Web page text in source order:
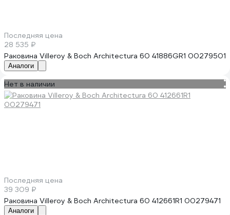
Последняя цена
28 535 ₽
Раковина Villeroy & Boch Architectura 60 41886GR1 00279501
Аналоги
Нет в наличии
Последняя цена
39 309 ₽
Раковина Villeroy & Boch Architectura 60 412661R1 00279471
Аналоги